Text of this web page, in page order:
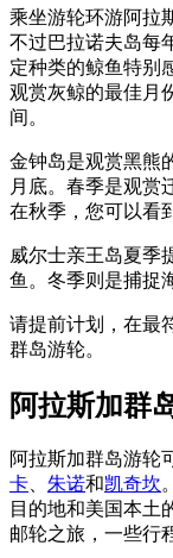
乘坐游轮环游阿拉
不过巴拉诺夫岛每
定种类的鲸鱼特别
观赏灰鲸的最佳月
间。
金钟岛是观赏黑熊
月底。春季是观赏
在秋季，您可以看
威尔士亲王岛夏季
鱼。冬季则是捕捉
请提前计划，在最
群岛游轮。
阿拉斯加群
阿拉斯加群岛游轮
卡、 朱诺和凯奇坎
目的地和美国本土
邮轮之旅，一些行